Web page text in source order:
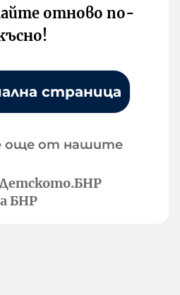
отново по-
страница
още от нашите
Детското.БНР
БНР